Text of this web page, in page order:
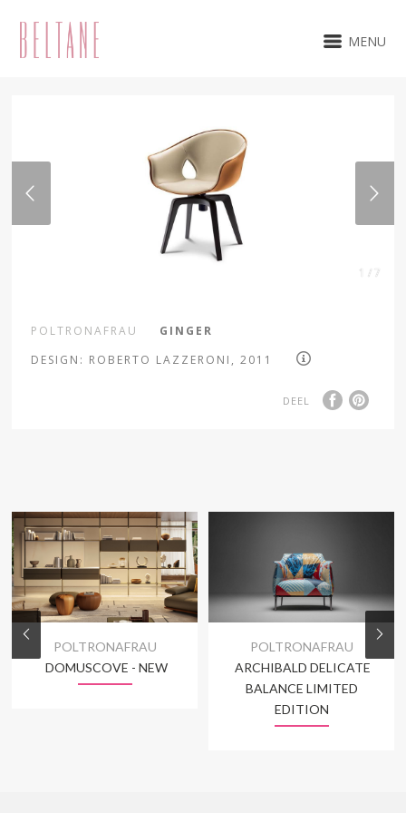
MENU
1 / 7
POLTRONAFRAU
GINGER
DESIGN: ROBERTO LAZZERONI, 2011
DEEL
POLTRONAFRAU
DOMUSCOVE - NEW
POLTRONAFRAU
ARCHIBALD DELICATE
BALANCE LIMITED
EDITION